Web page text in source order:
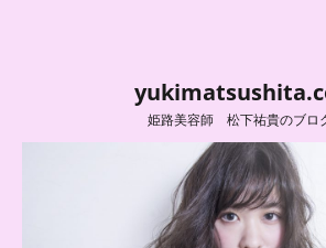
姫路美容師 松下祐貴のブロ